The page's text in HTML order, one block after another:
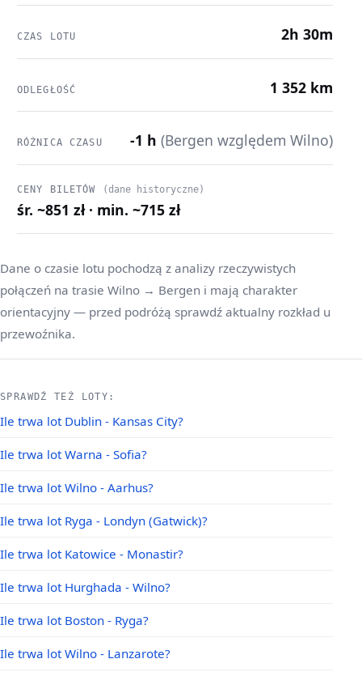
CZAS LOTU 2h 30m
ODLEGŁOŚĆ 1 352 km
RÓŻNICA CZASU -1 h(Bergen względem Wilno)
CENY BILETÓW (dane historyczne)
śr. ~851 zł · min. ~715 zł
Dane o czasie lotu pochodzą z analizy rzeczywistych
połączeń na trasie Wilno → Bergen i mają charakter
orientacyjny — przed podróżą sprawdź aktualny rozkład u
przewoźnika.
SPRAWDŹ TEŻ LOTY:
Ile trwa lot Dublin - Kansas City?
Ile trwa lot Warna - Sofia?
Ile trwa lot Wilno - Aarhus?
Ile trwa lot Ryga - Londyn (Gatwick)?
Ile trwa lot Katowice - Monastir?
Ile trwa lot Hurghada - Wilno?
Ile trwa lot Boston - Ryga?
Ile trwa lot Wilno - Lanzarote?